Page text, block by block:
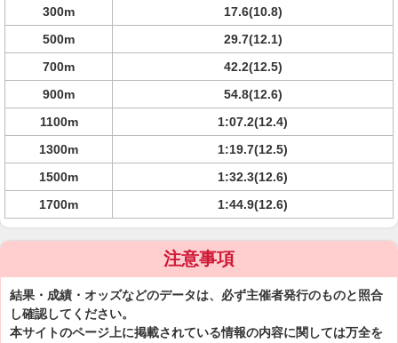
300m
17.6(10.8)
500m
29.7(12.1)
700m
42.2(12.5)
900m
54.8(12.6)
1100m
1:07.2(12.4)
1300m
1:19.7(12.5)
1500m
1:32.3(12.6)
1700m
1:44.9(12.6)
注意事項
結果・成績・オッズなどのデータは、必ず主催者発行のものと照合
し確認してください。
本サイトのページ上に掲載されている情報の内容に関しては万全を